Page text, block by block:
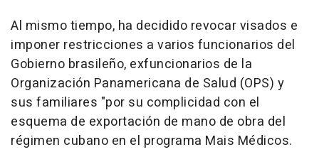
Al mismo tiempo, ha decidido revocar visados e
imponer restricciones a varios funcionarios del
Gobierno brasileño, exfuncionarios de la
Organización Panamericana de Salud (OPS) y
sus familiares "por su complicidad con el
esquema de exportación de mano de obra del
régimen cubano en el programa Mais Médicos.